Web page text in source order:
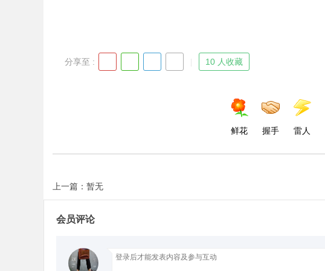
分享至 : 10 人收藏
鲜花 握手 雷人
上一篇：暂无
会员评论